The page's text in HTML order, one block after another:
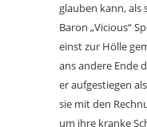
glauben kann, als
Baron „Vicious“
einst zur Hölle
ans andere Ende
er aufgestiegen
sie mit den
um ihre kranke